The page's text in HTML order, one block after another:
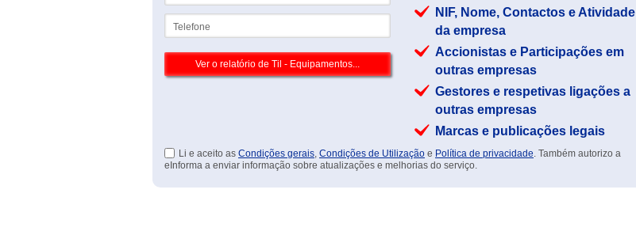
NIF, Nome, Contactos e Atividade
da empresa
Accionistas e Participações em
outras empresas
Gestores e respetivas ligações a
outras empresas
Marcas e publicações legais
Li e aceito as Condições gerais, Condições de Utilização e Política de privacidade. Também autorizo a
eInforma a enviar informação sobre atualizações e melhorias do serviço.